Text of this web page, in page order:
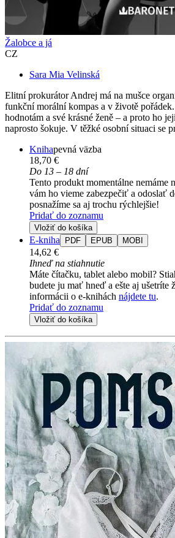
Žalobce a já
CZ
Sara Mia Velinská
Elitní prokurátor Andrej má na mušce
funkční morální kompas a v životě
hodnotám a své krásné ženě – a proto ho
naprosto šokuje. V těžké osobní situaci se
Knihapevná väzba
18,70 €
Do 13 – 18 dní
Tento produkt momentálne nemáme
vám ho vieme zabezpečiť a odoslať
posnažíme sa aj trochu rýchlejšie!
Pridať do zoznamu
Vložiť do košíka
E-kniha PDF EPUB MOBI
14,62 €
Ihneď na stiahnutie
Máte čítačku, tablet alebo mobil?
budete ju mať hneď a ešte aj ušetríte
informácii o e-knihách nájdete tu.
Pridať do zoznamu
Vložiť do košíka